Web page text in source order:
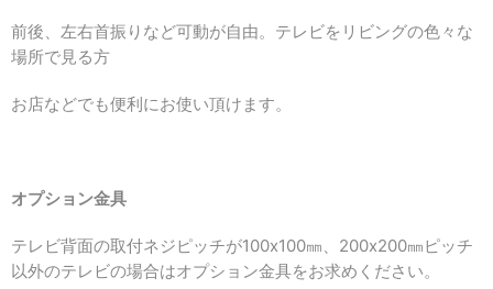
前後、左右首振りなど可動が自由。 テレビをリビングの色々な
場所で見る方
お店などでも便利にお使い頂けます。
オプション金具
テレビ背面の取付ネジピッチが100x100㎜、200x200㎜ピッチ
以外のテレビの場合はオプション金具をお求めください。